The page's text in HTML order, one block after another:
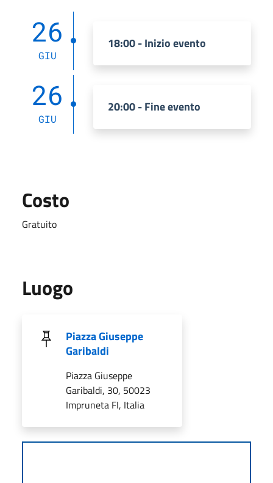
26
GIU
18:00 - Inizio evento
26
GIU
20:00 - Fine evento
Costo
Gratuito
Luogo
Piazza Giuseppe
Garibaldi
Piazza Giuseppe
Garibaldi, 30, 50023
Impruneta FI, Italia